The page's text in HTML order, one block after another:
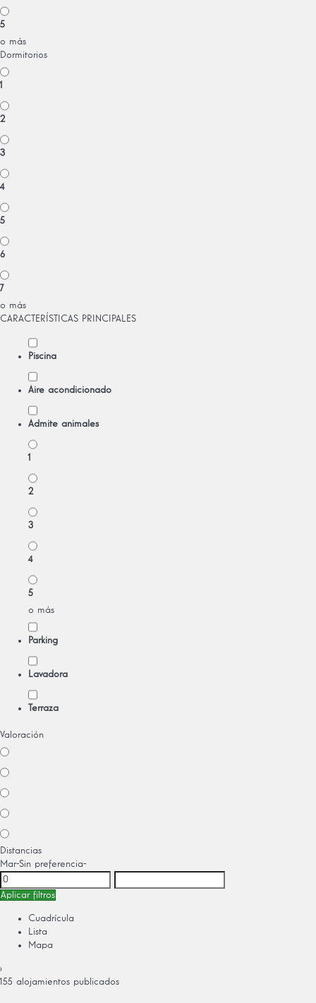
5
o más
Dormitorios
1
2
3
4
5
6
7
o más
CARACTERÍSTICAS PRINCIPALES
Piscina
Aire acondicionado
Admite animales
1
2
3
4
5
o más
Parking
Lavadora
Terraza
Valoración
Distancias
Mar-Sin preferencia-
Aplicar filtros
Cuadrícula
Lista
Mapa
›
155 alojamientos publicados